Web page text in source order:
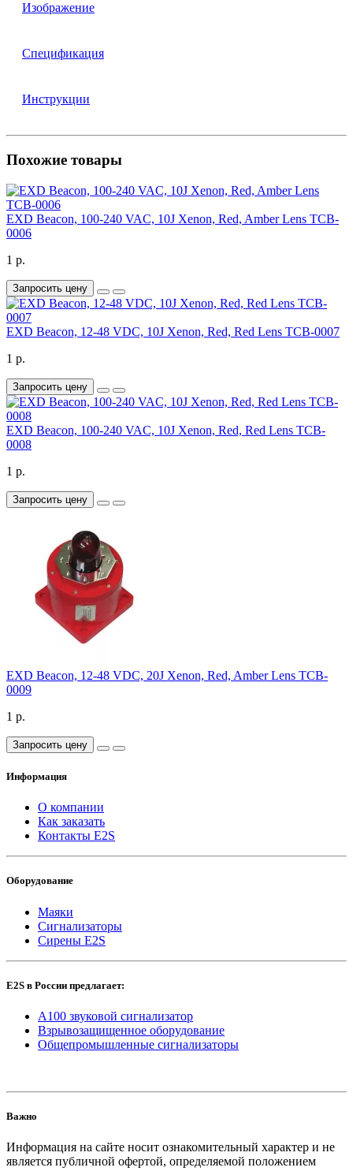
Изображение
Спецификация
Инструкции
Похожие товары
EXD Beacon, 100-240 VAC, 10J Xenon, Red, Amber Lens TCB-
0006
1 р.
Запросить цену
EXD Beacon, 12-48 VDC, 10J Xenon, Red, Red Lens TCB-0007
1 р.
Запросить цену
EXD Beacon, 100-240 VAC, 10J Xenon, Red, Red Lens TCB-
0008
1 р.
Запросить цену
EXD Beacon, 12-48 VDC, 20J Xenon, Red, Amber Lens TCB-
0009
1 р.
Запросить цену
Информация
О компании
Как заказать
Контакты E2S
Оборудование
Маяки
Сигнализаторы
Сирены E2S
E2S в России предлагает:
A100 звуковой сигнализатор
Взрывозащищенное оборудование
Общепромышленные сигнализаторы
Важно
Информация на сайте носит ознакомительный характер и не
является публичной офертой, определяемой положением